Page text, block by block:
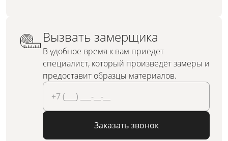
Вызвать замерщика
В удобное время к вам приедет
специалист, который произведёт замеры и
предоставит образцы материалов.
Заказать звонок